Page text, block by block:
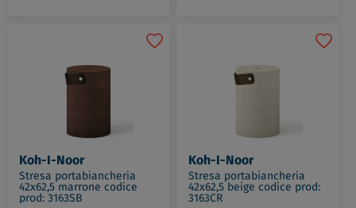
Koh-I-Noor
Stresa portabiancheria
42x62,5 marrone codice
prod: 3163SB
Koh-I-Noor
Stresa portabiancheria
42x62,5 beige codice prod:
3163CR